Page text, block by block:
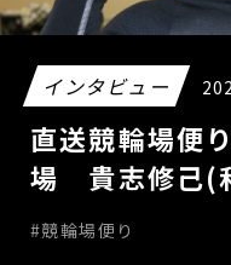
インタビュー
直送競輪場便
場 貴志修己(
#競輪場便り